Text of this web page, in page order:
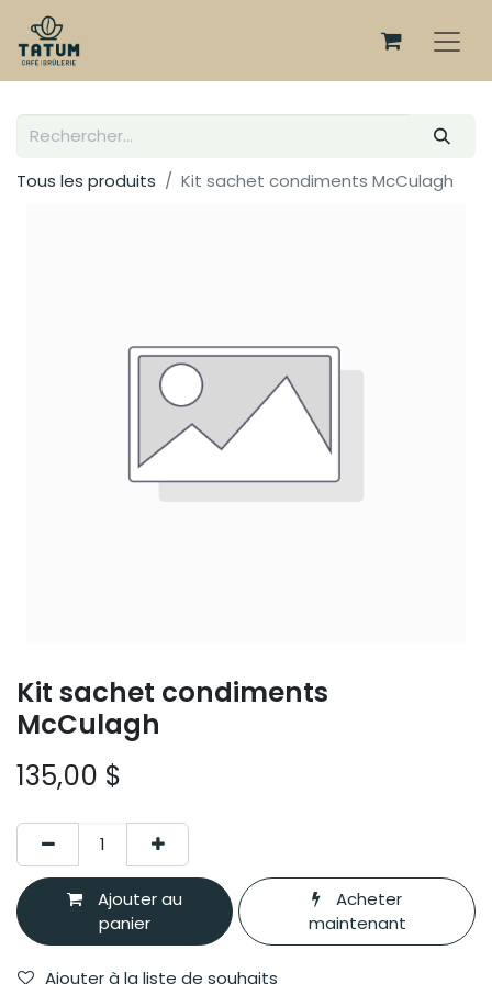
Tous les produits Kit sachet condiments McCulagh
Kit sachet condiments
McCulagh
135,00 $
Ajouter au
panier
Acheter
maintenant
Ajouter à la liste de souhaits